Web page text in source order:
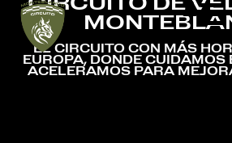
EL CIRCUITO CON MÁS
EUROPA, DONDE CUIDAMOS
ACELERAMOS PARA